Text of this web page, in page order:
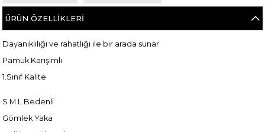
ÜRÜN ÖZELLIKLERI
Dayanıklılığı ve rahatlığı ile bir arada sunar
Pamuk Karışımlı
1.Sınıf Kalite
S M L Bedenli
Gömlek Yaka